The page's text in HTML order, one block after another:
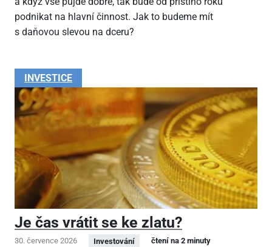
podnikat na hlavní činnost. Jak to budeme mít
s daňovou slevou na dceru?
INVESTICE
Je čas vrátit se ke zlatu?
30. července 2026 Investování čtení na 2 minuty